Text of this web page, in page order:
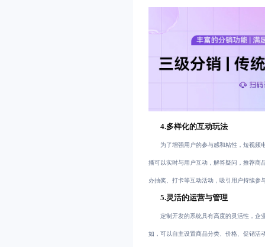
4.多样化的互动玩法
为了增强用户的参与感和粘性，短视频
播可以实时与用户互动，解答疑问，推荐商
办抽奖、打卡等互动活动，吸引用户持续参
5.灵活的运营与管理
定制开发的系统具有高度的灵活性，企
如，可以自主设置商品分类、价格、促销活